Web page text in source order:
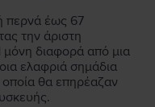
περνά έως 67
την άριστη
μόνη διαφορά από μια
ελαφριά σημάδια
θα επηρέαζαν